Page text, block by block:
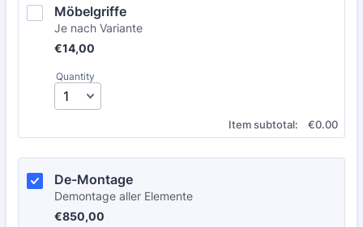
Möbelgriffe
Je nach Variante
€14,00
€14,00
Quantity
Item subtotal: €0.00
€0.00
De-Montage
Demontage aller Elemente
€850,00
€850,00